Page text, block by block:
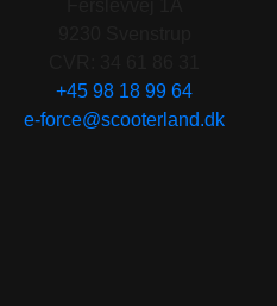
+45 98 18 99 64
e-force@scooterland.dk